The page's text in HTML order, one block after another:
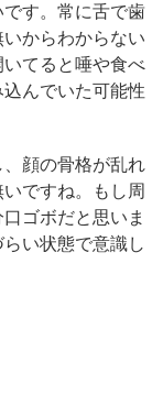
す。常に舌で歯
からわからない
てると唾や食べ
んでいた可能性
顔の骨格が乱れ
ですね。もし周
ゴボだと思いま
い状態で意識し